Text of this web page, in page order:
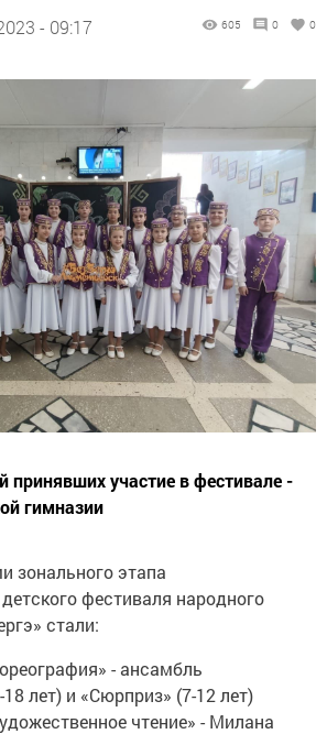
- 09:17 605 0 0
принявших участие в фестивале -
гимназии
зонального этапа
фестиваля народного
стали:
- ансамбль
лет) и «Сюрприз» (7-12 лет)
чтение» - Милана